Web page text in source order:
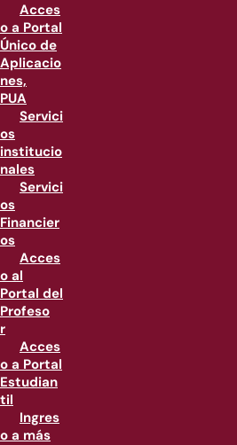
Acces
o a Portal
Único de
Aplicacio
nes,
PUA
Servici
os
institucio
nales
Servici
os
Financier
os
Acces
o al
Portal del
Profeso
r
Acces
o a Portal
Estudian
til
Ingres
o a más